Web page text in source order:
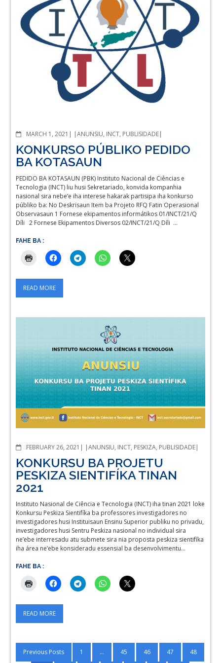
MARCH 1, 2021 COMMENTS
ANUNSIU, INCT, PUBLISIDADE
KONKURSO PÚBLIKO PEDIDO
BA KOTASAUN
PEDIDO BA KOTASAUN (PBK) Instituto Nacional de Ciências e
Tecnologia (INCT) liu husi Sekretariado, konvida kompanhia
nasional sira nebe’e iha interese hakarak partisipa iha konkurso
públiko ba: No Deskrisaun Item ba Projeto RFQ Fatin Operasional
Observasaun 1 Fornese ekipamentos informátikos 01/INCT/21/Q
Díli 2 Fornese Ekipamentos Diversos 02/INCT/21/Q Díli …
FAHE BA :
READ MORE
FEBRUARY 26, 2021 COMMENTS
ANUNSIU, INCT, PESKIZA, PUBLISIDADE
KONKURSU BA PROJETU
PESKIZA SIENTIFÍKA TINAN
2021
Instituto Nasional de Ciência e Tecnologia (INCT) iha tinan 2021 loke
Konkursu Peskiza Sientifíka ba professores investigadores no
investigadores husi Instituisaun Ensinu Superior publiku no privadu,
investigadores husi Sentru Peskiza nasional no individual sira
ne’ebe interresadu atu submete sira nia proposta peskiza sientifíka
iha área ne’ebe konsideradu essensial ba desenvolvimentu…
FAHE BA :
READ MORE
Posts
Previous Posts 1 … 45 46 47 48